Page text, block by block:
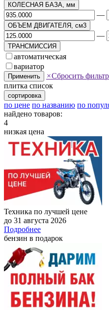
КОЛЕСНАЯ БАЗА, мм
—
ОБЪЕМ ДВИГАТЕЛЯ, см3
—
ТРАНСМИССИЯ
автоматическая
вариатор
Применить ×Сбросить фильтр
плитка список
сортировка
по цене по названию по
найдено товаров:
4
низкая цена
Техника по лучшей цене
до 31 августа 2026
Подробнее
бензин в подарок